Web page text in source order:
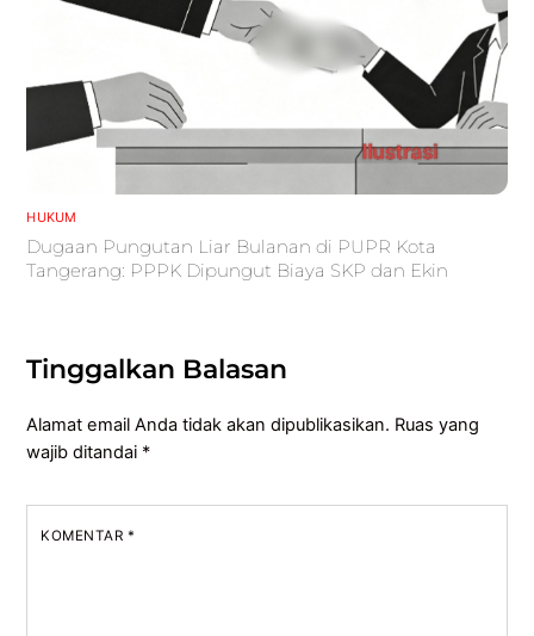
HUKUM
Dugaan Pungutan Liar Bulanan di PUPR Kota
Tangerang: PPPK Dipungut Biaya SKP dan Ekin
Tinggalkan Balasan
Alamat email Anda tidak akan dipublikasikan. Ruas yang
wajib ditandai *
KOMENTAR *